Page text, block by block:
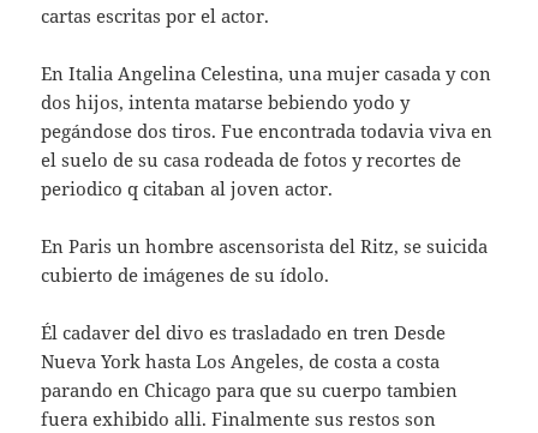
cartas escritas por el actor.
En Italia Angelina Celestina, una mujer casada y con
dos hijos, intenta matarse bebiendo yodo y
pegándose dos tiros. Fue encontrada todavia viva en
el suelo de su casa rodeada de fotos y recortes de
periodico q citaban al joven actor.
En Paris un hombre ascensorista del Ritz, se suicida
cubierto de imágenes de su ídolo.
Él cadaver del divo es trasladado en tren Desde
Nueva York hasta Los Angeles, de costa a costa
parando en Chicago para que su cuerpo tambien
fuera exhibido alli. Finalmente sus restos son